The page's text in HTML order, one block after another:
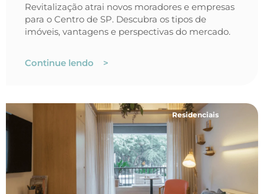
Revitalização atrai novos moradores e empresas
para o Centro de SP. Descubra os tipos de
imóveis, vantagens e perspectivas do mercado.
Continue lendo >
Residenciais